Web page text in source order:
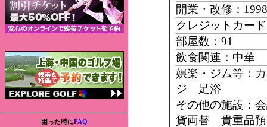
困った時にFAQ
開業・改修：
クレジットカー
部屋数：91
飲食関連：中華
娯楽・ジム等
ジ 足浴
その他の施設：
貨両替 貴重品